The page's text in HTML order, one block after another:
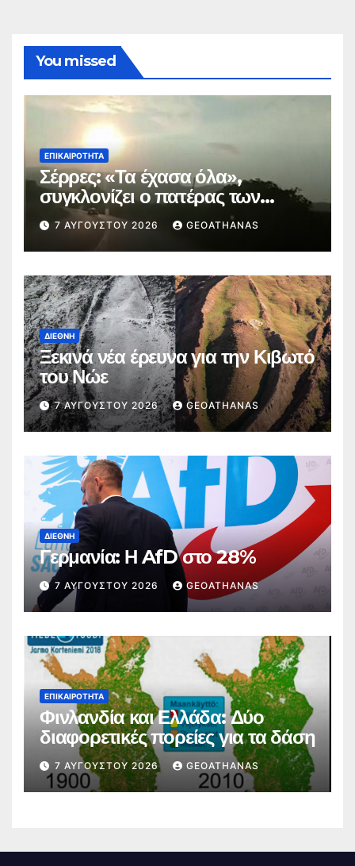
You missed
ΕΠΙΚΑΙΡΌΤΗΤΑ
Σέρρες: «Τα έχασα όλα»,
συγκλονίζει ο πατέρας των
θυμάτων
7 ΑΥΓΟΎΣΤΟΥ 2026 GEOATHANAS
ΔΙΕΘΝΉ
Ξεκινά νέα έρευνα για την Κιβωτό
του Νώε
7 ΑΥΓΟΎΣΤΟΥ 2026 GEOATHANAS
ΔΙΕΘΝΉ
Γερμανία: Η AfD στο 28%
7 ΑΥΓΟΎΣΤΟΥ 2026 GEOATHANAS
ΕΠΙΚΑΙΡΌΤΗΤΑ
Φινλανδία και Ελλάδα: Δύο
διαφορετικές πορείες για τα δάση
7 ΑΥΓΟΎΣΤΟΥ 2026 GEOATHANAS